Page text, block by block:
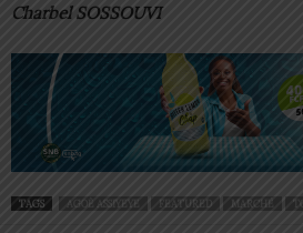
Charbel SOSSOUVI
TAGS AGOÈ ASSIYEYE FEATURED MARCHÉ